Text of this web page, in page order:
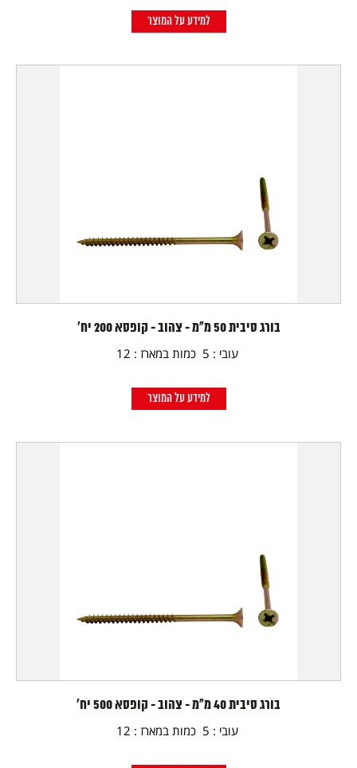
למידע על המוצר
בורג סיבית 50 מ"מ - צהוב - קופסא 200 יח'
עובי : 5 כמות במארז : 12
למידע על המוצר
בורג סיבית 40 מ"מ - צהוב - קופסא 500 יח'
עובי : 5 כמות במארז : 12